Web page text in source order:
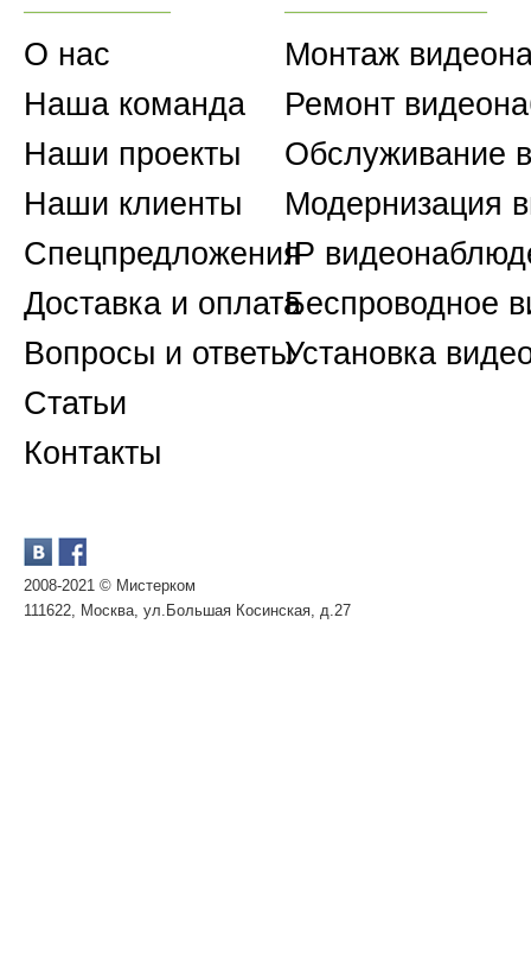
О нас
Наша команда
Наши проекты
Наши клиенты
Спецпредложения
Доставка и оплата
Вопросы и ответы
Статьи
Контакты
2008-2021 © Мистерком
111622, Москва, ул.Большая Косинская, д.27
Монтаж
Ремонт
Обслуживание
Модернизация
IP
Беспроводное
Установка